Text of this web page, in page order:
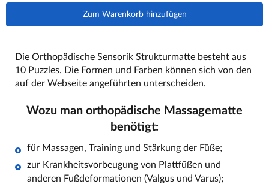
Zum Warenkorb hinzufügen
Die Orthopädische Sensorik Strukturmatte besteht aus
10 Puzzles. Die Formen und Farben können sich von den
auf der Webseite angeführten unterscheiden.
Wozu man orthopädische Massagematte
benötigt:
für Massagen, Training und Stärkung der Füße;
zur Krankheitsvorbeugung von Plattfüßen und
anderen Fußdeformationen (Valgus und Varus);